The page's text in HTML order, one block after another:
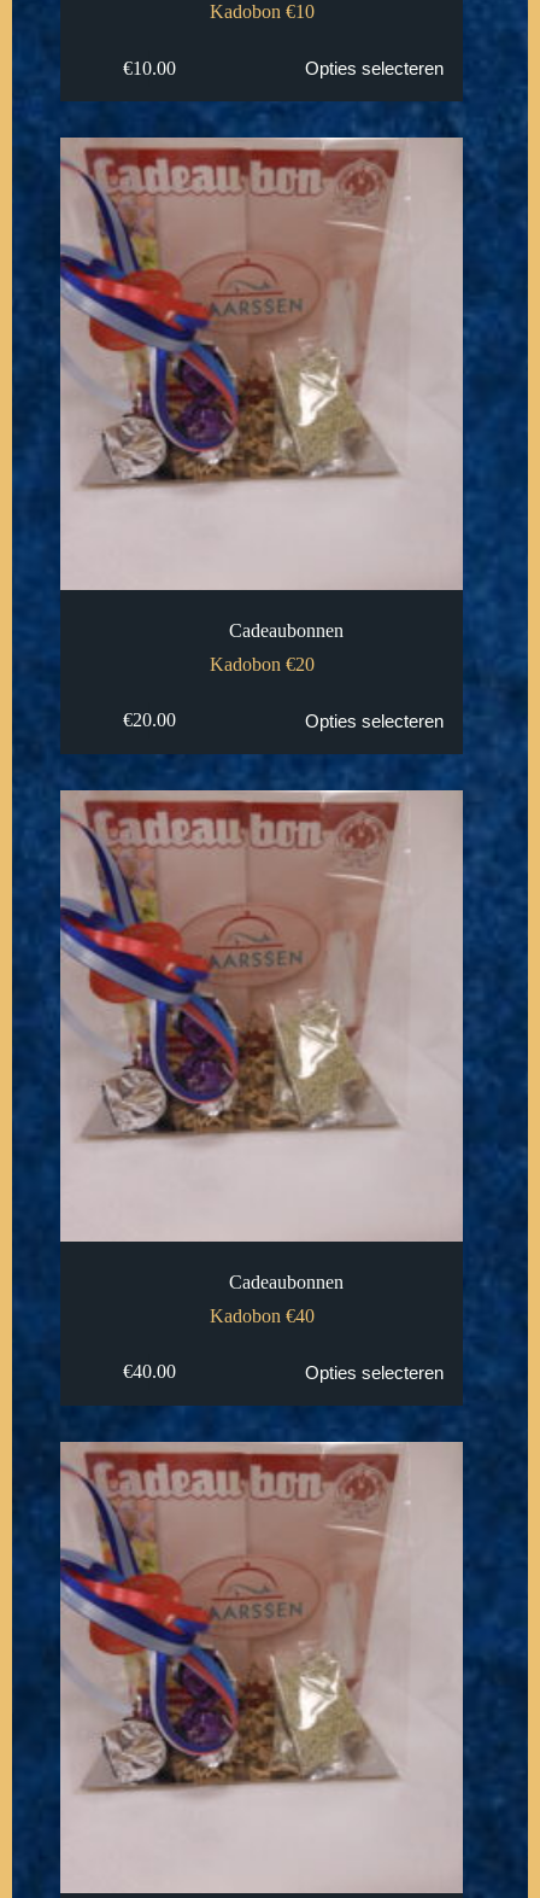
Kadobon €10
€10.00 Opties selecteren
Cadeaubonnen
Kadobon €20
€20.00 Opties selecteren
Cadeaubonnen
Kadobon €40
€40.00 Opties selecteren